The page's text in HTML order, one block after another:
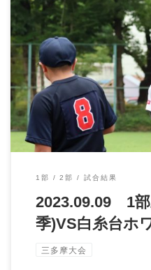
2023.09.09 1部三多摩大会(秋
[…]
1部 2部 試合結果
2023.09.09 1部
季)VS白糸台ホ
三多摩大会